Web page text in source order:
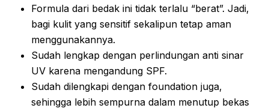
Formula dari bedak ini tidak terlalu “berat”. Jadi,
bagi kulit yang sensitif sekalipun tetap aman
menggunakannya.
Sudah lengkap dengan perlindungan anti sinar
UV karena mengandung SPF.
Sudah dilengkapi dengan foundation juga,
sehingga lebih sempurna dalam menutup bekas